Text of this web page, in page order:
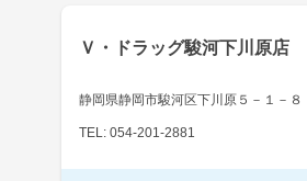
Ｖ・ドラッグ駿河下川原店
静岡県静岡市駿河区下川原５－１－８
TEL: 054-201-2881